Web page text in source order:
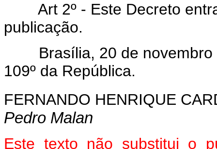
Art 2º - Este Decreto
publicação.
Brasília, 20 de novembro
109º da República.
FERNANDO HENRIQUE
Pedro Malan
Este texto não substitui o